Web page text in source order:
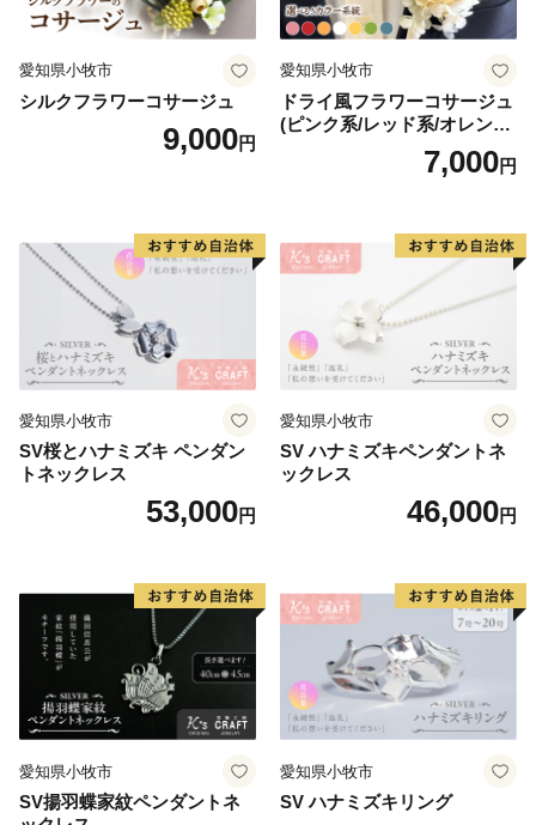
愛知県小牧市
シルクフラワーコサージュ
9,000円
愛知県小牧市
ドライ風フラワーコサージュ
(ピンク系/レッド系/オレンジ
系/ホワイト系/イエロー系/グ
リーン系/ブルー系）7,000円
愛知県小牧市
SV桜とハナミズキ ペンダン
トネックレス
53,000円
愛知県小牧市
SV ハナミズキペンダントネ
ックレス
46,000円
愛知県小牧市
SV揚羽蝶家紋ペンダントネ
愛知県小牧市
SV ハナミズキリング